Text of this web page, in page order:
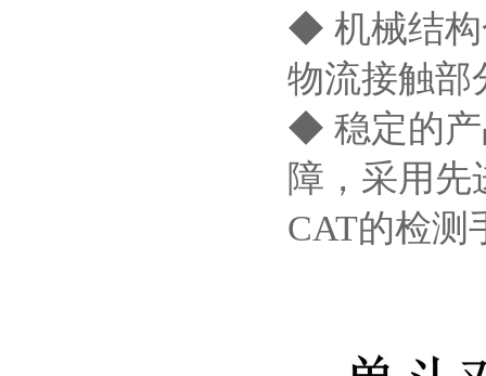
◆ 机械结构
物流接触部
◆ 稳定的产
障，采用
CAT的检测